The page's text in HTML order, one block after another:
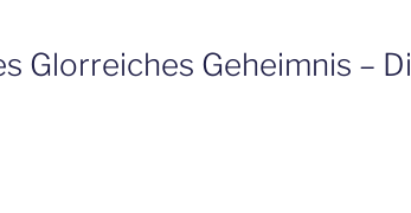
Glorreiches Geheimnis –